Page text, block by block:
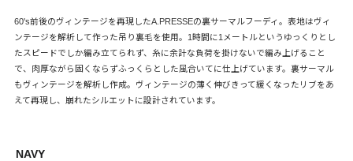
60's前後のヴィンテージを再現したA.PRESSEの裏サーマルフーディ。表地はヴィ
ンテージを解析して作った吊り裏毛を使用。1時間に1メートルというゆっくりとし
たスピードでしか編み立てられず、糸に余計な負荷を掛けないで編み上げること
で、肉厚ながら固くならずふっくらとした風合いてに仕上げています。裏サーマル
もヴィンテージを解析し作成。ヴィンテージの薄く伸びきって緩くなったリブをあ
えて再現し、崩れたシルエットに設計されています。
NAVY